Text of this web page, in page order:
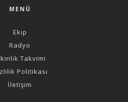
MENÜ
Ekip
Radyo
Takvimi
Politikası
İletişim